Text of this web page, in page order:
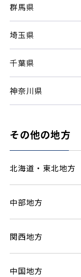
群馬県
埼玉県
千葉県
神奈川県
その他の地方
北海道・東北地方
中部地方
関西地方
中国地方